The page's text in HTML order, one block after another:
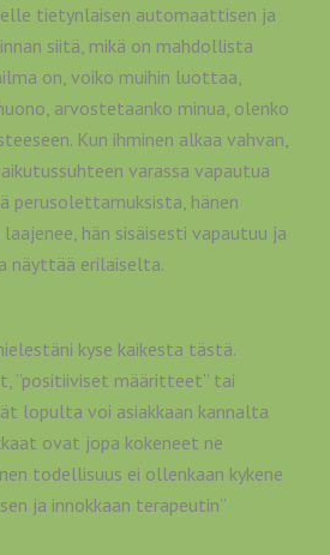
tietynlaisen automaattisen ja
siitä, mikä on mahdollista
on, voiko muihin luottaa,
arvostetaanko minua, olenko
Kun ihminen alkaa vahvan,
varassa vapautua
perusolettamuksista, hänen
hän sisäisesti vapautuu ja
näyttää erilaiselta.
kyse kaikesta tästä.
”positiiviset määritteet” tai
lopulta voi asiakkaan kannalta
ovat jopa kokeneet ne
todellisuus ei ollenkaan kykene
ja innokkaan terapeutin”